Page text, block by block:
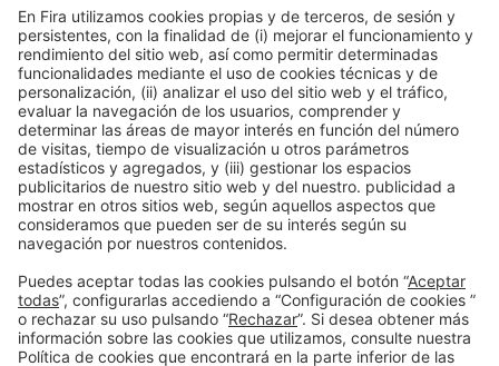
Lun 23 15:30h - 16:00h
The Coffee Stage
Acceso libre
Leer más